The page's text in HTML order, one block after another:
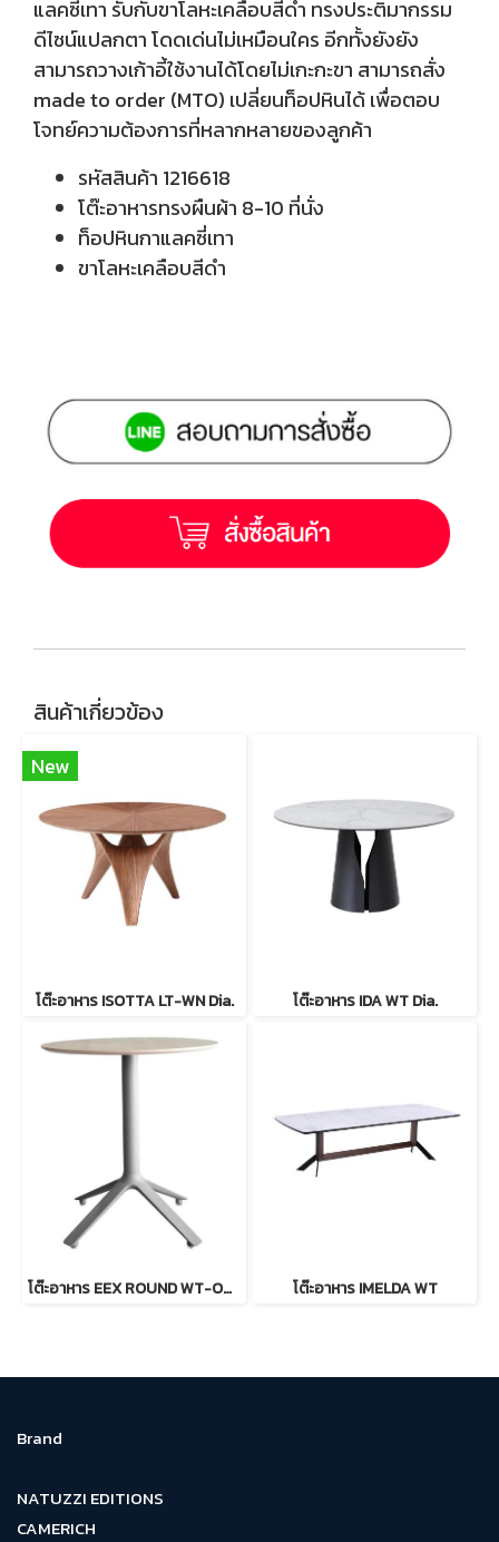
แลคซี่เทา รับกับขาโลหะเคลือบสีดำ ทรงประติมากรรม
ดีไซน์แปลกตา โดดเด่นไม่เหมือนใคร อีกทั้งยังยัง
สามารถวางเก้าอี้ใช้งานได้โดยไม่เกะกะขา สามารถสั่ง
made to order (MTO) เปลี่ยนท็อปหินได้ เพื่อตอบ
โจทย์ความต้องการที่หลากหลายของลูกค้า
รหัสสินค้า 1216618
โต๊ะอาหารทรงผืนผ้า 8-10 ที่นั่ง
ท็อปหินกาแลคซี่เทา
ขาโลหะเคลือบสีดำ
สินค้าเกี่ยวข้อง
New
โต๊ะอาหาร ISOTTA LT-WN Dia. โต๊ะอาหาร IDA WT Dia.
โต๊ะอาหาร EEX ROUND WT-OK Dia. โต๊ะอาหาร IMELDA WT
Brand
NATUZZI EDITIONS
CAMERICH